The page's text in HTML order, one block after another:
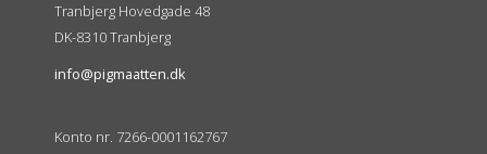
Tranbjerg Hovedgade 48
DK-8310 Tranbjerg
info@pigmaatten.dk
Konto nr. 7266-0001162767